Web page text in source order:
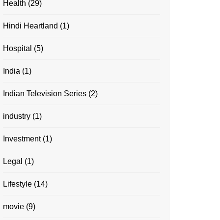
Health (29)
Hindi Heartland (1)
Hospital (5)
India (1)
Indian Television Series (2)
industry (1)
Investment(1)
Legal (1)
Lifestyle (14)
movie (9)